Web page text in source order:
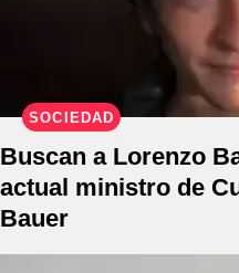
SOCIEDAD
Buscan a Lorenzo
actual ministro de
Bauer